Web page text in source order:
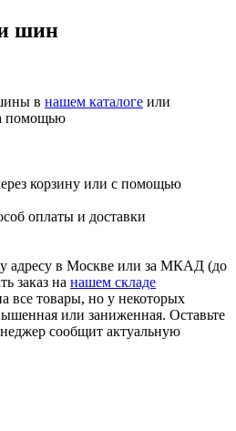
шин
в нашем каталоге или
помощью
корзину или с помощью
оплаты и доставки
адресу в Москве или за МКАД (до
заказ на нашем складе
все товары, но у некоторых
или заниженная. Оставьте
сообщит актуальную